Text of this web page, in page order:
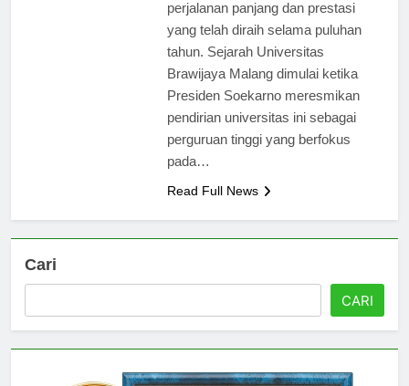
perjalanan panjang dan prestasi
yang telah diraih selama puluhan
tahun. Sejarah Universitas
Brawijaya Malang dimulai ketika
Presiden Soekarno meresmikan
pendirian universitas ini sebagai
perguruan tinggi yang berfokus
Cari
CARI